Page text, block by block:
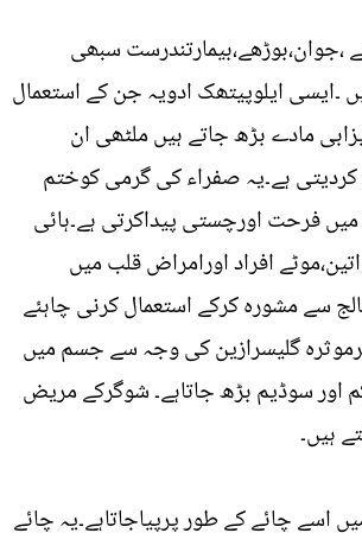
،جوان،بوڑھے،بیمارتندرست سبھی
۔ایسی ایلوپیتھک ادویہ جن کے استعمال
مادے بڑھ جاتے ہیں ملٹھی ان
کردیتی ہے۔یہ صفراء کی گرمی کوختم
فرحت اورچستی پیداکرتی ہے۔ہائی
افراد اورامراض قلب میں
سے مشورہ کرکے استعمال کرنی چاہئے
گلیسرازین کی وجہ سے جسم میں
اور سوڈیم بڑھ جاتاہے۔ شوگرکے مریض
ہیں۔
اسے چائے کے طور پرپیاجاتاہے۔یہ چائے